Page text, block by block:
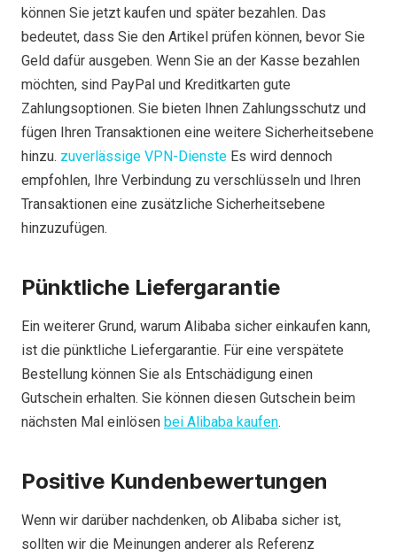
können Sie jetzt kaufen und später bezahlen. Das
bedeutet, dass Sie den Artikel prüfen können, bevor Sie
Geld dafür ausgeben. Wenn Sie an der Kasse bezahlen
möchten, sind PayPal und Kreditkarten gute
Zahlungsoptionen. Sie bieten Ihnen Zahlungsschutz und
fügen Ihren Transaktionen eine weitere Sicherheitsebene
hinzu. zuverlässige VPN-Dienste Es wird dennoch
empfohlen, Ihre Verbindung zu verschlüsseln und Ihren
Transaktionen eine zusätzliche Sicherheitsebene
hinzuzufügen.
Pünktliche Liefergarantie
Ein weiterer Grund, warum Alibaba sicher einkaufen kann,
ist die pünktliche Liefergarantie. Für eine verspätete
Bestellung können Sie als Entschädigung einen
Gutschein erhalten. Sie können diesen Gutschein beim
nächsten Mal einlösen bei Alibaba kaufen.
Positive Kundenbewertungen
Wenn wir darüber nachdenken, ob Alibaba sicher ist,
sollten wir die Meinungen anderer als Referenz